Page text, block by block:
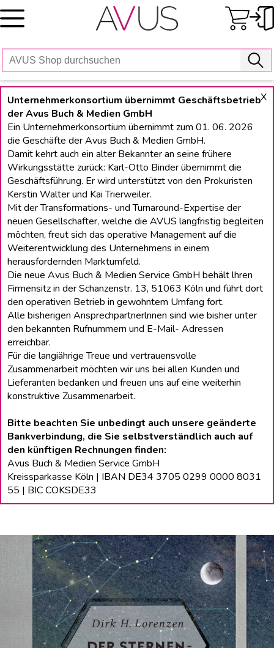
Skip
to
X
Unternehmerkonsortium übernimmt Geschäftsbetrieb
der Avus Buch & Medien GmbH
Ein Unternehmerkonsortium übernimmt zum 01. 06. 2026
die Geschäfte der Avus Buch & Medien GmbH.
Damit kehrt auch ein alter Bekannter an seine frühere
Wirkungsstätte zurück: Karl-Otto Binder übernimmt die
Geschäftsführung. Er wird unterstützt von den Prokuristen
Kerstin Walter und Kai Trierweiler.
Mit der Transformations- und Turnaround-Expertise der
neuen Gesellschafter, welche die AVUS langfristig begleiten
möchten, freut sich das operative Management auf die
Weiterentwicklung des Unternehmens in einem
herausfordernden Marktumfeld.
Die neue Avus Buch & Medien Service GmbH behält lhren
Firmensitz in der Schanzenstr. 13, 51063 Köln und führt dort
den operativen Betrieb in gewohntem Umfang fort.
Alle bisherigen Ansprechpartnerlnnen sind wie bisher unter
den bekannten Rufnummern und E-Mail- Adressen
erreichbar.
Für die langiährige Treue und vertrauensvolle
Zusammenarbeit möchten wir uns bei allen Kunden und
Lieferanten bedanken und freuen uns auf eine weiterhin
konstruktive Zusammenarbeit.
Bitte beachten Sie unbedingt auch unsere geänderte
Bankverbindung, die Sie selbstverständlich auch auf
den künftigen Rechnungen finden:
Avus Buch & Medien Service GmbH
Kreissparkasse Köln | IBAN DE34 3705 0299 0000 8031
55 | BIC COKSDE33